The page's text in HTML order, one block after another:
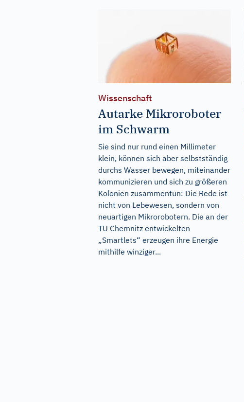
Wissenschaft
Autarke Mikroroboter
im Schwarm
Sie sind nur rund einen Millimeter
klein, können sich aber selbstständig
durchs Wasser bewegen, miteinander
kommunizieren und sich zu größeren
Kolonien zusammentun: Die Rede ist
nicht von Lebewesen, sondern von
neuartigen Mikrorobotern. Die an der
TU Chemnitz entwickelten
„Smartlets“ erzeugen ihre Energie
mithilfe winziger...